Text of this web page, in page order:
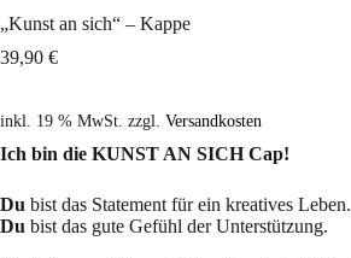
„Kunst an sich“ – Kappe
39,90 €
inkl. 19 % MwSt. zzgl. Versandkosten
Ich bin die KUNST AN SICH Cap!
Du bist das Statement für ein kreatives Leben.
Du bist das gute Gefühl der Unterstützung.